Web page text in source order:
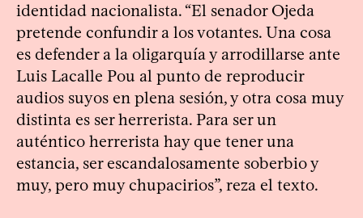
identidad nacionalista. “El senador Ojeda
pretende confundir a los votantes. Una cosa
es defender a la oligarquía y arrodillarse ante
Luis Lacalle Pou al punto de reproducir
audios suyos en plena sesión, y otra cosa muy
distinta es ser herrerista. Para ser un
auténtico herrerista hay que tener una
estancia, ser escandalosamente soberbio y
muy, pero muy chupacirios”, reza el texto.